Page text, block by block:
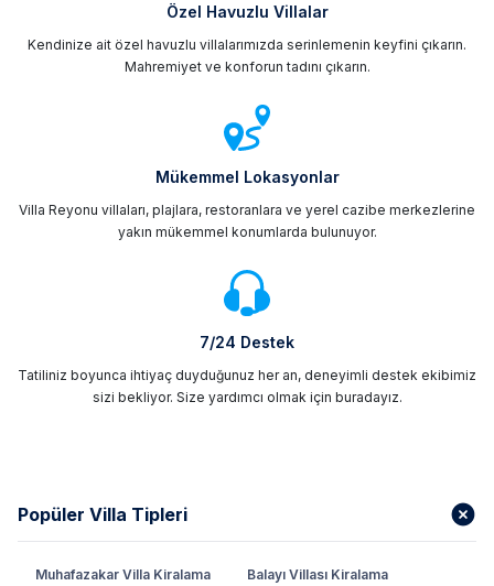
Özel Havuzlu Villalar
Kendinize ait özel havuzlu villalarımızda serinlemenin keyfini çıkarın.
Mahremiyet ve konforun tadını çıkarın.
Mükemmel Lokasyonlar
Villa Reyonu villaları, plajlara, restoranlara ve yerel cazibe merkezlerine
yakın mükemmel konumlarda bulunuyor.
7/24 Destek
Tatiliniz boyunca ihtiyaç duyduğunuz her an, deneyimli destek ekibimiz
sizi bekliyor. Size yardımcı olmak için buradayız.
Popüler Villa Tipleri
Muhafazakar Villa Kiralama Balayı Villası Kiralama